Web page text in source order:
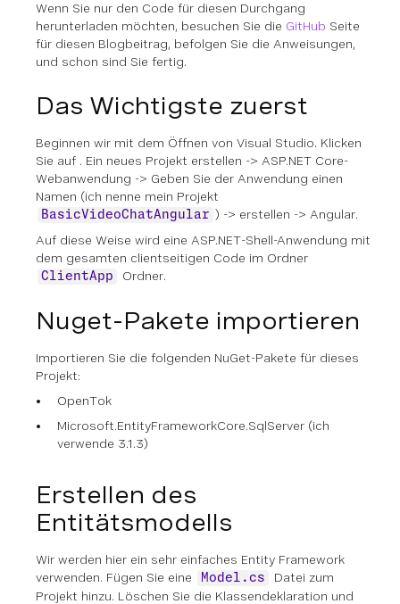
Wenn Sie nur den Code für diesen Durchgang
herunterladen möchten, besuchen Sie die GitHub Seite
für diesen Blogbeitrag, befolgen Sie die Anweisungen,
und schon sind Sie fertig.
Das Wichtigste zuerst
Beginnen wir mit dem Öffnen von Visual Studio. Klicken
Sie auf . Ein neues Projekt erstellen -> ASP.NET Core-
Webanwendung -> Geben Sie der Anwendung einen
Namen (ich nenne mein Projekt
BasicVideoChatAngular ) -> erstellen -> Angular.
Auf diese Weise wird eine ASP.NET-Shell-Anwendung mit
dem gesamten clientseitigen Code im Ordner
ClientApp Ordner.
Nuget-Pakete importieren
Importieren Sie die folgenden NuGet-Pakete für dieses
Projekt:
OpenTok
Microsoft.EntityFrameworkCore.SqlServer (ich
verwende 3.1.3)
Erstellen des
Entitätsmodells
Wir werden hier ein sehr einfaches Entity Framework
verwenden. Fügen Sie eine
Model.cs
Datei zum
Projekt hinzu. Löschen Sie die Klassendeklaration und